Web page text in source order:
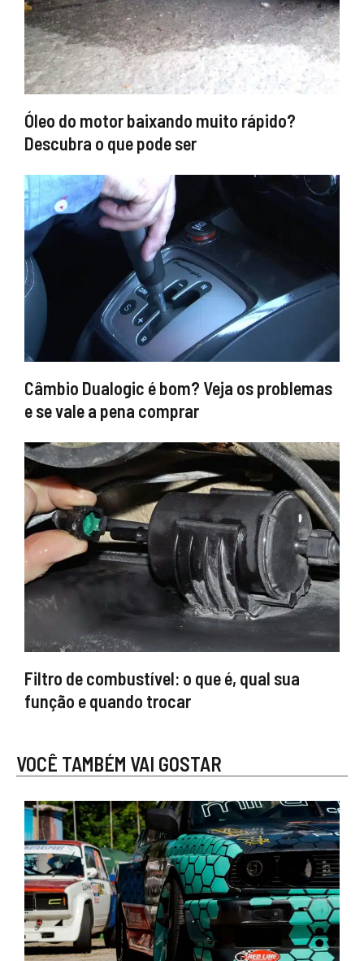
Óleo do motor baixando muito rápido?
Descubra o que pode ser
Câmbio Dualogic é bom? Veja os problemas
e se vale a pena comprar
Filtro de combustível: o que é, qual sua
função e quando trocar
VOCÊ TAMBÉM VAI GOSTAR